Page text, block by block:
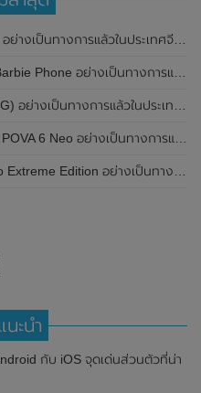
ม ทนทาน และแบตเตอรี่สุดอึดขนาดใหญ่ 6,500mAh พร้อมรองรับการชาร์จไว 80W
ย่างเป็นทางการแล้ว มาพร้อมธีมสีชมพูสดใส
งเป็นทางการแล้วในประเทศอินเดีย
นทางการแล้วในประเทศไทย ในราคา 8,499 บาท
อย่างเป็นทางการแล้วในประเทศจีน
นะนำ
กับ iOS จุดเด่นส่วนตัวที่น่า